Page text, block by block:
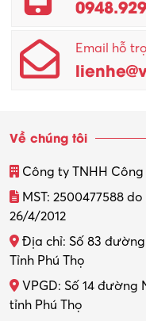
Quản lý chất
Quản lý sản xuất
Quản trị kinh doanh
Thiết kế nội thất
Thợ máy – Ô tô –
Thực tập
Email hỗ
Về chúng tôi
Công ty TNHH
MST: 2500477588
26/4/2012
Địa chỉ: Số 83
Tỉnh Phú Thọ
VPGD: Số 14 đường
tỉnh Phú Thọ